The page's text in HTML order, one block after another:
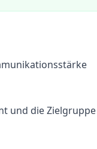
und die Zielgruppe